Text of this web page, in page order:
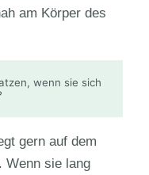
am Körper des
wenn sie sich
gern auf dem
Wenn sie lang